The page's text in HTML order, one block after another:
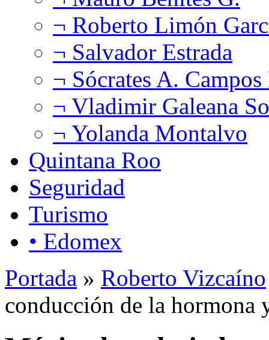
¬ Roberto Limón
¬ Salvador Estrada
¬ Sócrates A.
¬ Vladimir Galeana
¬ Yolanda Montalvo
Quintana Roo
Seguridad
Turismo
• Edomex
Portada » Roberto Vizcaíno
conducción de la hormona